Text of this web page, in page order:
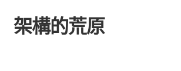
跳
至
跳
至
架構的荒原